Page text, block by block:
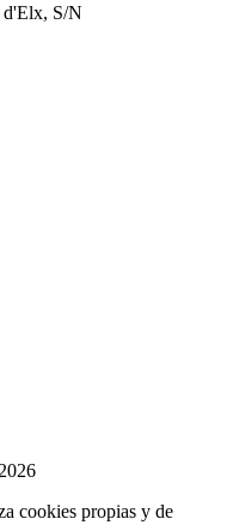
d'Elx, S/N
cookies propias y de